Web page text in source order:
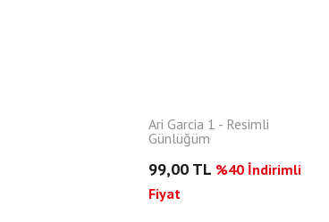
Ari Garcia 1 - Resimli
Günlüğüm
99,00 TL %40 İndirimli
Fiyat